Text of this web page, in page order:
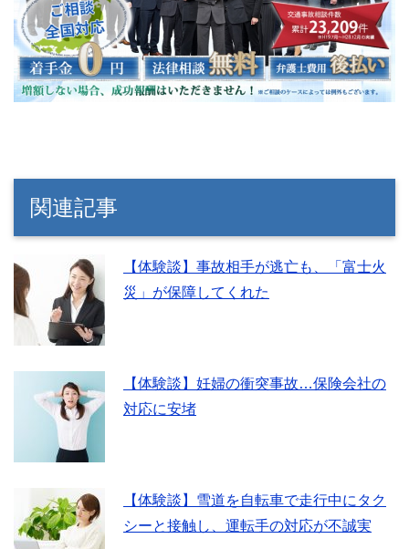
関連記事
【体験談】事故相手が逃亡も、「富士火
災」が保障してくれた
【体験談】妊婦の衝突事故…保険会社の
対応に安堵
【体験談】雪道を自転車で走行中にタク
シーと接触し、運転手の対応が不誠実